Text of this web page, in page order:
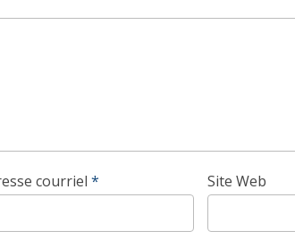
courriel * Site Web